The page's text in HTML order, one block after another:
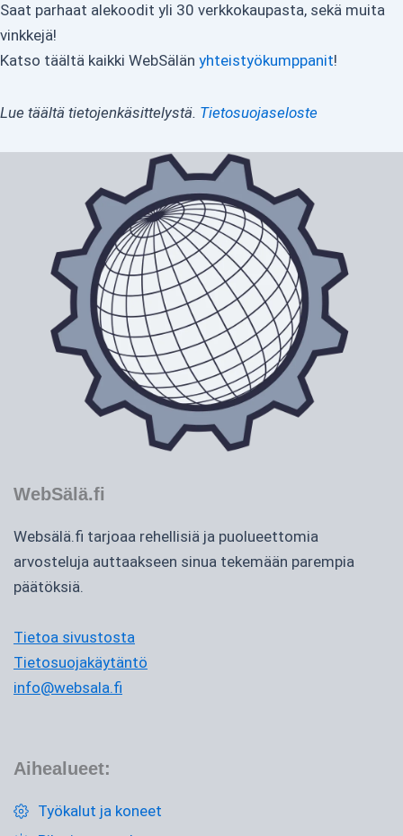
Saat parhaat alekoodit yli 30 verkkokaupasta, sekä muita
vinkkejä!
Katso täältä kaikki WebSälän yhteistyökumppanit!
Lue täältä tietojenkäsittelystä. Tietosuojaseloste
WebSälä.fi
Websälä.fi tarjoaa rehellisiä ja puolueettomia
arvosteluja auttaakseen sinua tekemään parempia
päätöksiä.
Tietoa sivustosta
Tietosuojakäytäntö
info@websala.fi
Aihealueet:
Työkalut ja koneet